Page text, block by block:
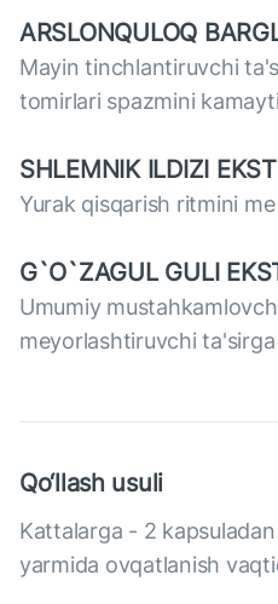
ARSLONQULOQ
Mayin tinchlantiruvchi
tomirlari spazmini
SHLEMNIK ILDIZI
Yurak qisqarish ritmini
G`O`ZAGUL GULI
Umumiy
meyorlashtiruvchi ta'sirga
Qo‘llash usuli
Kattalarga - 2
yarmida ovqatlanish